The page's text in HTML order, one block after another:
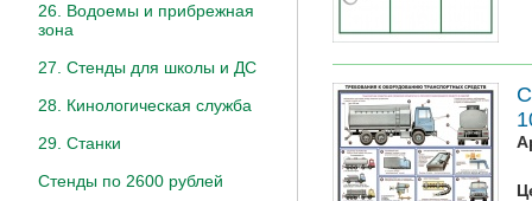
26. Водоемы и прибрежная
зона
27. Стенды для школы и ДС
28. Кинологическая служба
29. Станки
Стенды по 2600 рублей